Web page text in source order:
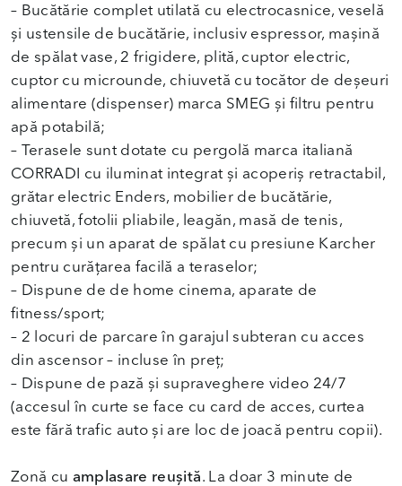
– Bucătărie complet utilată cu electrocasnice, veselă
și ustensile de bucătărie, inclusiv espressor, mașină
de spălat vase, 2 frigidere, plită, cuptor electric,
cuptor cu microunde, chiuvetă cu tocător de deșeuri
alimentare (dispenser) marca SMEG și filtru pentru
apă potabilă;
– Terasele sunt dotate cu pergolă marca italiană
CORRADI cu iluminat integrat și acoperiș retractabil,
grătar electric Enders, mobilier de bucătărie,
chiuvetă, fotolii pliabile, leagăn, masă de tenis,
precum și un aparat de spălat cu presiune Karcher
pentru curățarea facilă a teraselor;
– Dispune de de home cinema, aparate de
fitness/sport;
– 2 locuri de parcare în garajul subteran cu acces
din ascensor – incluse în preț;
– Dispune de pază și supraveghere video 24/7
(accesul în curte se face cu card de acces, curtea
este fără trafic auto și are loc de joacă pentru copii).
Zonă cu amplasare reușită. La doar 3 minute de